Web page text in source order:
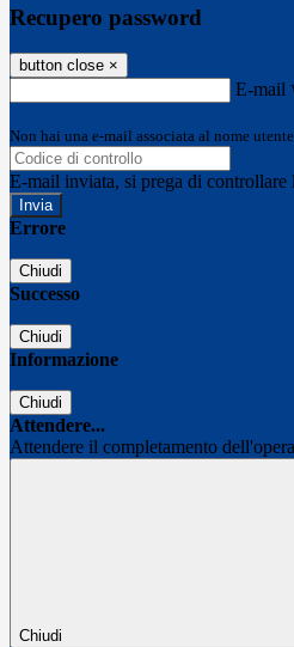
Recupero password
button close ×
E-mail
Non hai una e-mail associata al nome
E-mail inviata, si prega di controllare
Errore
Chiudi
Successo
Chiudi
Informazione
Chiudi
Attendere...
Attendere il completamento
Chiudi